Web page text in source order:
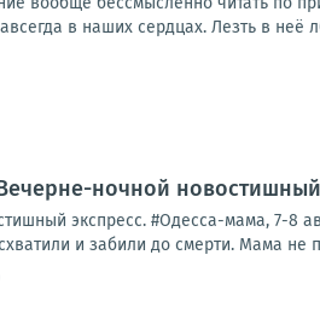
в наших сердцах. Лезть в неё
ночной
экспресс. #Одесса-мама, 7-8
и забили до смерти. Мама не